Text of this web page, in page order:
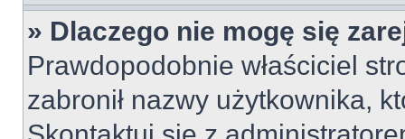
» Dlaczego nie mogę się
Prawdopodobnie właściciel
zabronił nazwy użytkownika,